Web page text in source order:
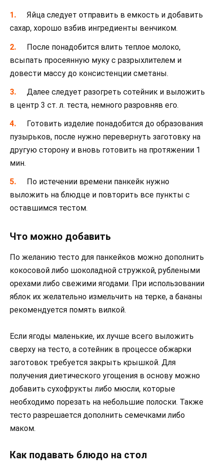
Яйца следует отправить в емкость и добавить
сахар, хорошо взбив ингредиенты венчиком.
После понадобится влить теплое молоко,
всыпать просеянную муку с разрыхлителем и
довести массу до консистенции сметаны.
Далее следует разогреть сотейник и выложить
в центр 3 ст. л. теста, немного разровняв его.
Готовить изделие понадобится до образования
пузырьков, после нужно перевернуть заготовку на
другую сторону и вновь готовить на протяжении 1
мин.
По истечении времени панкейк нужно
выложить на блюдце и повторить все пункты с
оставшимся тестом.
Что можно добавить
По желанию тесто для панкейков можно дополнить
кокосовой либо шоколадной стружкой, рублеными
орехами либо свежими ягодами. При использовании
яблок их желательно измельчить на терке, а бананы
рекомендуется помять вилкой.
Если ягоды маленькие, их лучше всего выложить
сверху на тесто, а сотейник в процессе обжарки
заготовок требуется закрыть крышкой. Для
получения диетического угощения в основу можно
добавить сухофрукты либо мюсли, которые
необходимо порезать на небольшие полоски. Также
тесто разрешается дополнить семечками либо
маком.
Как подавать блюдо на стол